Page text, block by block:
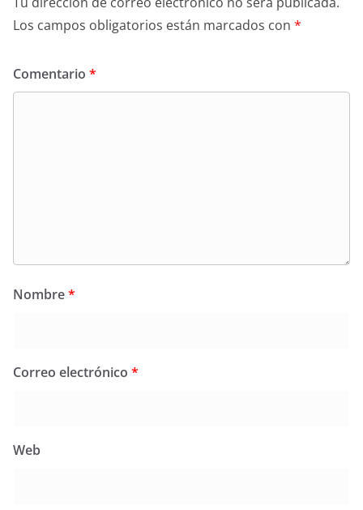
Los campos obligatorios están marcados con *
Comentario *
Nombre*
Correo electrónico *
Web